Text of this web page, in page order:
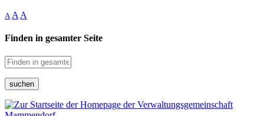
A A A
Finden in gesamter Seite
suchen